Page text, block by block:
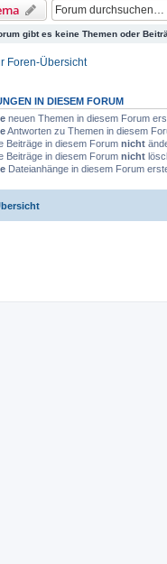
gibt es keine Themen oder
Foren-Übersicht
IN DIESEM FORUM
neuen Themen in diesem Forum
Antworten zu Themen in diesem
Beiträge in diesem Forum nicht
Beiträge in diesem Forum nicht
Dateianhänge in diesem Forum